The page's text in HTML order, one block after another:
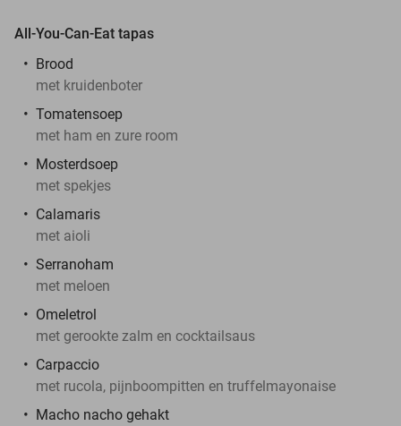
All-You-Can-Eat tapas
Brood
met kruidenboter
Tomatensoep
met ham en zure room
Mosterdsoep
met spekjes
Calamaris
met aioli
Serranoham
met meloen
Omeletrol
met gerookte zalm en cocktailsaus
Carpaccio
met rucola, pijnboompitten en truffelmayonaise
Macho nacho gehakt